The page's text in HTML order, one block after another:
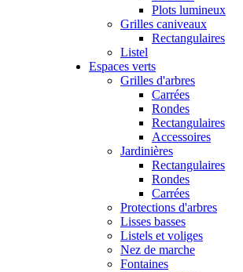
Plots lumineux
Grilles caniveaux
Rectangulaires
Listel
Espaces verts
Grilles d'arbres
Carrées
Rondes
Rectangulaires
Accessoires
Jardinières
Rectangulaires
Rondes
Carrées
Protections d'arbres
Lisses basses
Listels et voliges
Nez de marche
Fontaines